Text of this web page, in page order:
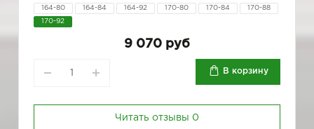
164-80 164-84 164-92 170-80 170-84 170-88
170-92
9 070 руб
В корзину
Читать отзывы 0